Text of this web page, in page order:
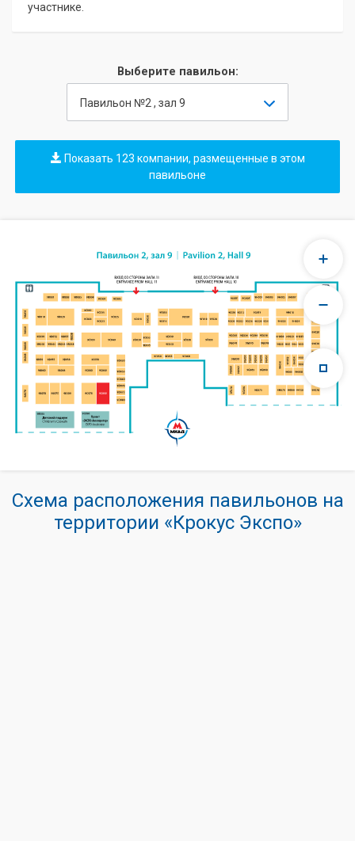
участнике.
Выберите павильон:
Павильон №2 , зал 9
Показать 123 компании, размещенные в этом
павильоне
Схема расположения павильонов на
территории «Крокус Экспо»